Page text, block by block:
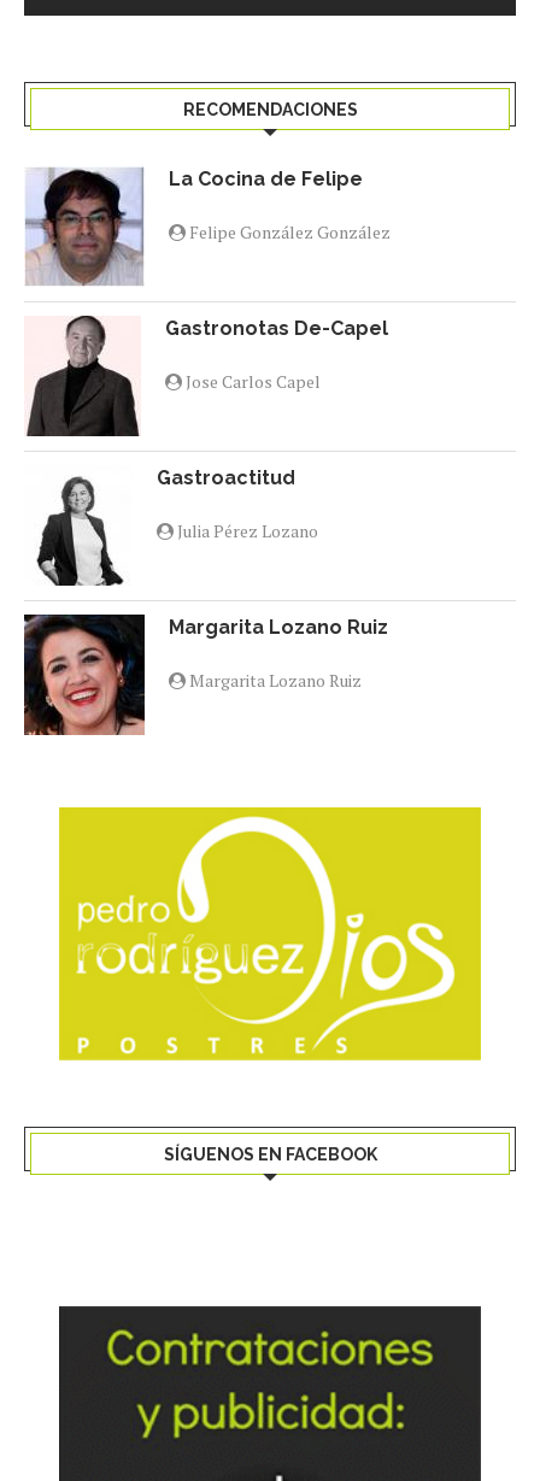
RECOMENDACIONES
La Cocina de Felipe
Felipe González González
Gastronotas De-Capel
Jose Carlos Capel
Gastroactitud
Julia Pérez Lozano
Margarita Lozano Ruiz
Margarita Lozano Ruiz
SÍGUENOS EN FACEBOOK